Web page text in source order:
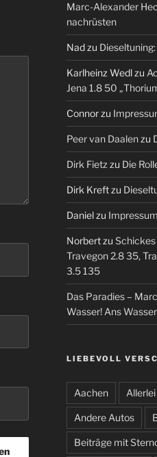
Marc-Alexander
nachrüsten
Nadzu
Karlheinz Wedlzu
Jena 1.8 50
Connorzu
Peer van Daalenzu
Dirk Fietz zu Die
Dirk Kreftzu
Danielzu Impressum
Norbertzu
Travegon 2.8 35,
3.5 135
Das Paradies –
Wasser! Ans
LIEBEVOLL
Aachen Allerlei
Andere Autos
Beiträge mit